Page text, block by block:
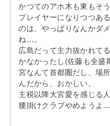
かつてのアホ木も東もそ
プレイヤーになりつつあ
のは、やっぱりなんかダ
ね…。
広島だって主力抜かれて
かなかったし(佐藤も全盛
宮なんて首都圏だし、場
んだから、おかしい。
主税以降大宮愛を感じる
腰掛けクラブやめようよ…